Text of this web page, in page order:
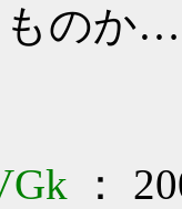
ものか…
：